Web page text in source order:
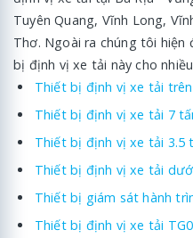
Tuyên Quang, Vĩnh Long,
Thơ. Ngoài ra chúng tôi
bị định vị xe tải này cho
Thiết bị định vị xe tải
Thiết bị định vị xe tải 7
Thiết bị định vị xe tải 3.5
Thiết bị định vị xe tải
Thiết bị giám sát hành
Thiết bị định vị xe tải